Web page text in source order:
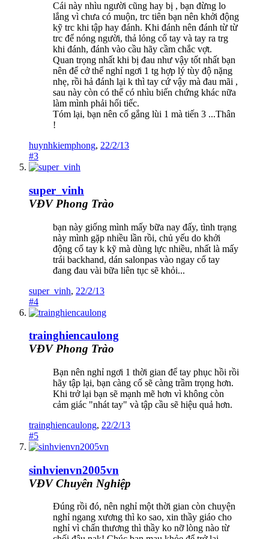
Cái này nhìu người cũng hay bị , bạn đừng lo
lắng vì chưa có muộn, trc tiên bạn nên khởi động
kỹ trc khi tập hay đánh. Khi đánh nên đánh từ từ
trc để nóng người, thả lỏng cổ tay và tay ra trg
khi đánh, đánh vào cầu hãy cầm chắc vợt.
Quan trọng nhất khi bị đau như vậy tốt nhất bạn
nên để cở thể nghỉ ngơi 1 tg hợp lý tùy độ nặng
nhẹ, rồi hả đánh lại k thì tay cứ vậy mà đau mãi ,
sau này còn có thể có nhìu biến chứng khác nữa
làm mình phải hối tiếc.
Tóm lại, bạn nên cố gắng lùi 1 mà tiến 3 ...Thân
!
huynhkiemphong, 22/2/13
#3
super_vinh
VĐV Phong Trào
bạn này giống mình mấy bữa nay đấy, tình trạng
này mình gặp nhiều lần rồi, chủ yếu do khởi
động cổ tay k kỹ mà dùng lực nhiều, nhất là mấy
trái backhand, dán salonpas vào ngay cổ tay
đang đau vài bữa liên tục sẽ khỏi...
super_vinh, 22/2/13
#4
trainghiencaulong
VĐV Phong Trào
Bạn nên nghỉ ngơi 1 thời gian để tay phục hồi rồi
hãy tập lại, bạn càng cố sẽ càng trầm trọng hơn.
Khi trở lại bạn sẽ mạnh mẽ hơn vì không còn
cảm giác "nhát tay" và tập cầu sẽ hiệu quả hơn.
trainghiencaulong, 22/2/13
#5
sinhvienvn2005vn
VĐV Chuyên Nghiệp
Đúng rồi đó, nên nghỉ một thời gian còn chuyện
nghỉ ngang xương thì ko sao, xin thầy giáo cho
nghỉ vì chấn thương thì thầy ko nỡ lòng nào từ